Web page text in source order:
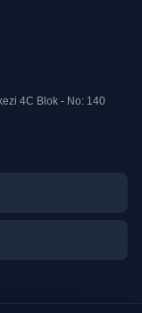
4C Blok - No: 140